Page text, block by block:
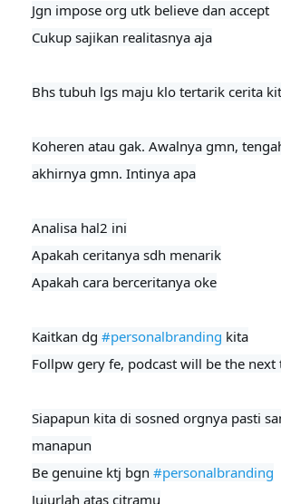
Jgn impose org utk believe dan accept
Cukup sajikan realitasnya aja
Bhs tubuh lgs maju klo tertarik cerita
Koheren atau gak. Awalnya gmn,
akhirnya gmn. Intinya apa
Analisa hal2 ini
Apakah ceritanya sdh menarik
Apakah cara berceritanya oke
Kaitkan dg #personalbranding kita
Follpw gery fe, podcast will be the next
Siapapun kita di sosned orgnya pasti
manapun
Be genuine ktj bgn #personalbranding
Jujurlah atas citramu